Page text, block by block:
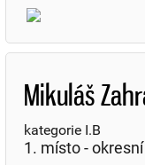
Mikuláš
kategorie I.B
1. místo -